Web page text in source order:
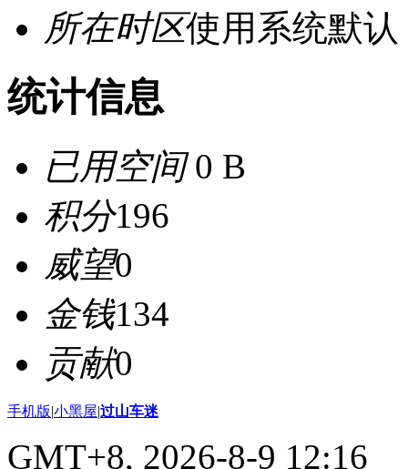
所在时区使用系统默认
统计信息
已用空间0 B
积分196
威望0
金钱134
贡献0
手机版|小黑屋|过山车迷
GMT+8, 2026-8-9 12:16